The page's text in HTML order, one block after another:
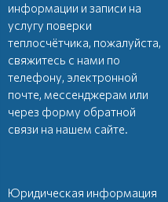
информации и записи на
услугу поверки
теплосчётчика, пожалуйста,
свяжитесь с нами по
телефону, электронной
почте, мессенджерам или
через форму обратной
связи на нашем сайте.
Юридическая информация